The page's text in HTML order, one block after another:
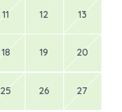
11 12 13
18 19 20
25 26 27